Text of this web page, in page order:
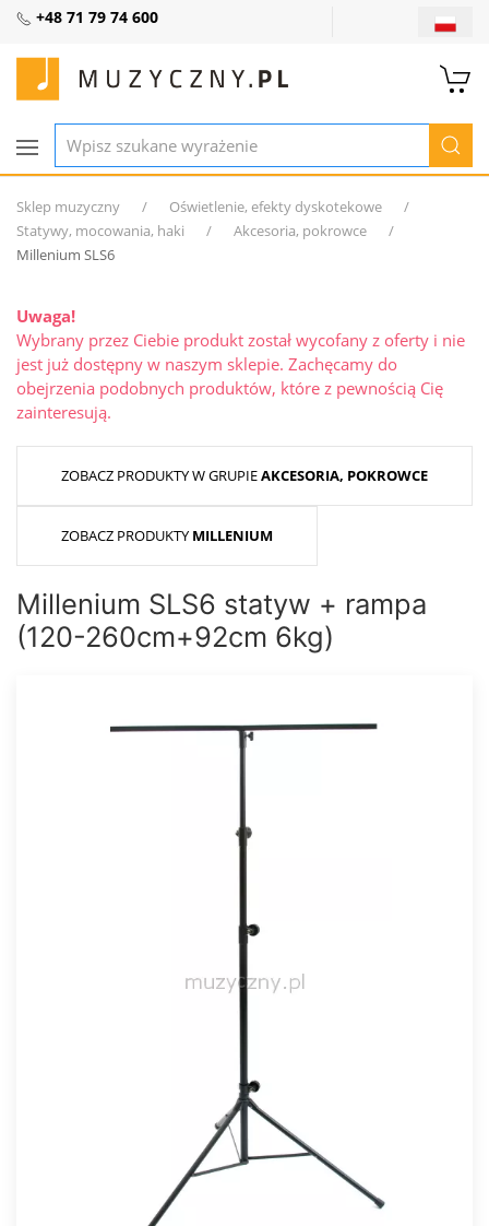
+48 71 79 74 600
Sklep muzyczny
Oświetlenie, efekty dyskotekowe
Statywy, mocowania, haki
Akcesoria, pokrowce
Millenium SLS6
Uwaga!
Wybrany przez Ciebie produkt został wycofany z oferty i nie
jest już dostępny w naszym sklepie. Zachęcamy do
obejrzenia podobnych produktów, które z pewnością Cię
zainteresują.
ZOBACZ PRODUKTY W GRUPIEAKCESORIA, POKROWCE
ZOBACZ PRODUKTY MILLENIUM
Millenium SLS6 statyw + rampa
(120-260cm+92cm 6kg)